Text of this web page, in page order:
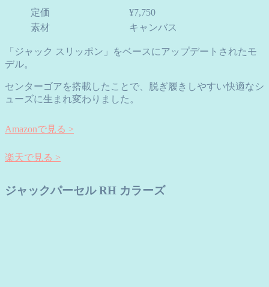
定価
¥7,750
素材
キャンバス
「ジャック スリッポン」をベースにアップデートされたモ
デル。
センターゴアを搭載したことで、脱ぎ履きしやすい快適なシ
ューズに生まれ変わりました。
Amazonで見る >
楽天で見る >
ジャックパーセル RH カラーズ